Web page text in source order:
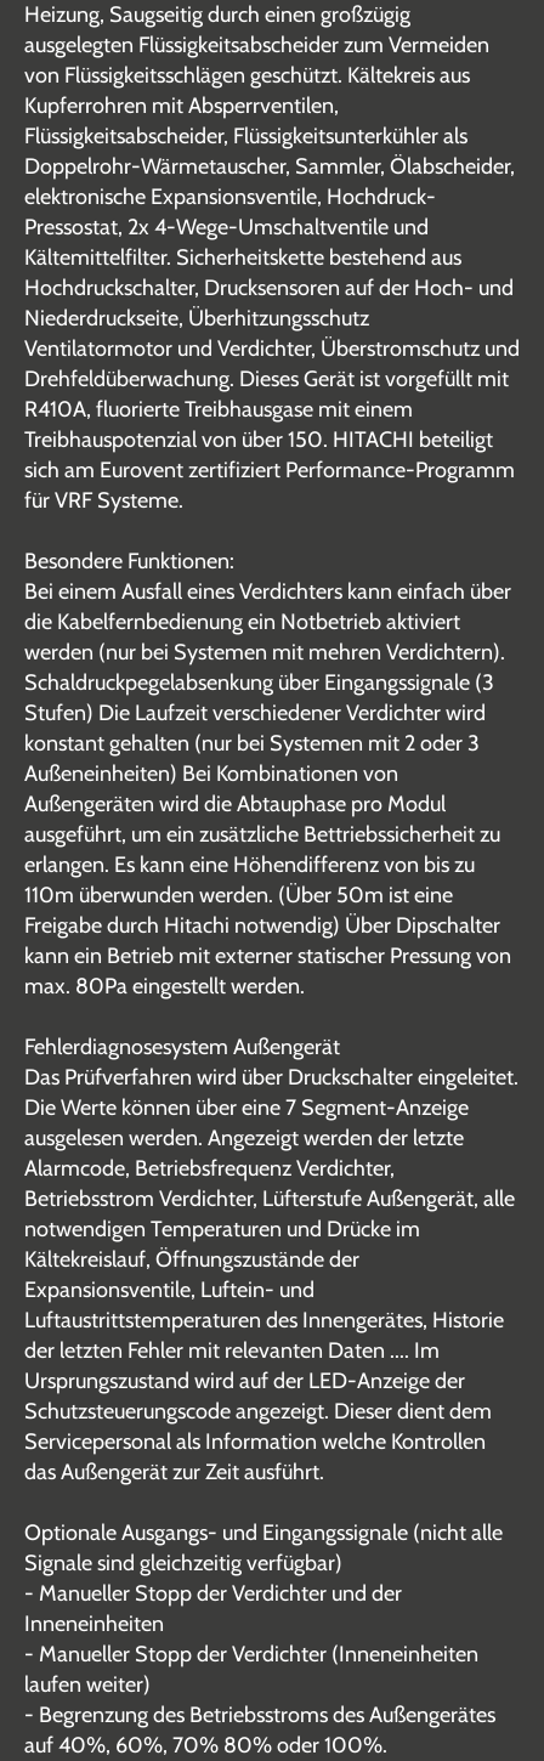
Heizung, Saugseitig durch einen großzügig
ausgelegten Flüssigkeitsabscheider zum Vermeiden
von Flüssigkeitsschlägen geschützt. Kältekreis aus
Kupferrohren mit Absperrventilen,
Flüssigkeitsabscheider, Flüssigkeitsunterkühler als
Doppelrohr-Wärmetauscher, Sammler, Ölabscheider,
elektronische Expansionsventile, Hochdruck-
Pressostat, 2x 4-Wege-Umschaltventile und
Kältemittelfilter. Sicherheitskette bestehend aus
Hochdruckschalter, Drucksensoren auf der Hoch- und
Niederdruckseite, Überhitzungsschutz
Ventilatormotor und Verdichter, Überstromschutz und
Drehfeldüberwachung. Dieses Gerät ist vorgefüllt mit
R410A, fluorierte Treibhausgase mit einem
Treibhauspotenzial von über 150. HITACHI beteiligt
sich am Eurovent zertifiziert Performance-Programm
für VRF Systeme.
Besondere Funktionen:
Bei einem Ausfall eines Verdichters kann einfach über
die Kabelfernbedienung ein Notbetrieb aktiviert
werden (nur bei Systemen mit mehren Verdichtern).
Schaldruckpegelabsenkung über Eingangssignale (3
Stufen) Die Laufzeit verschiedener Verdichter wird
konstant gehalten (nur bei Systemen mit 2 oder 3
Außeneinheiten) Bei Kombinationen von
Außengeräten wird die Abtauphase pro Modul
ausgeführt, um ein zusätzliche Bettriebssicherheit zu
erlangen. Es kann eine Höhendifferenz von bis zu
110m überwunden werden. (Über 50m ist eine
Freigabe durch Hitachi notwendig) Über Dipschalter
kann ein Betrieb mit externer statischer Pressung von
max. 80Pa eingestellt werden.
Fehlerdiagnosesystem Außengerät
Das Prüfverfahren wird über Druckschalter eingeleitet.
Die Werte können über eine 7 Segment-Anzeige
ausgelesen werden. Angezeigt werden der letzte
Alarmcode, Betriebsfrequenz Verdichter,
Betriebsstrom Verdichter, Lüfterstufe Außengerät, alle
notwendigen Temperaturen und Drücke im
Kältekreislauf, Öffnungszustände der
Expansionsventile, Luftein- und
Luftaustrittstemperaturen des Innengerätes, Historie
der letzten Fehler mit relevanten Daten .... Im
Ursprungszustand wird auf der LED-Anzeige der
Schutzsteuerungscode angezeigt. Dieser dient dem
Servicepersonal als Information welche Kontrollen
das Außengerät zur Zeit ausführt.
Optionale Ausgangs- und Eingangssignale (nicht alle
Signale sind gleichzeitig verfügbar)
- Manueller Stopp der Verdichter und der
Inneneinheiten
- Manueller Stopp der Verdichter (Inneneinheiten
laufen weiter)
- Begrenzung des Betriebsstroms des Außengerätes
auf 40%, 60%, 70% 80% oder 100%.